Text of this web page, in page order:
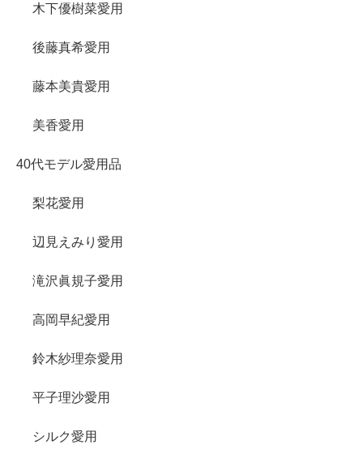
木下優樹菜愛用
後藤真希愛用
藤本美貴愛用
美香愛用
40代モデル愛用品
梨花愛用
辺見えみり愛用
滝沢眞規子愛用
高岡早紀愛用
鈴木紗理奈愛用
平子理沙愛用
シルク愛用